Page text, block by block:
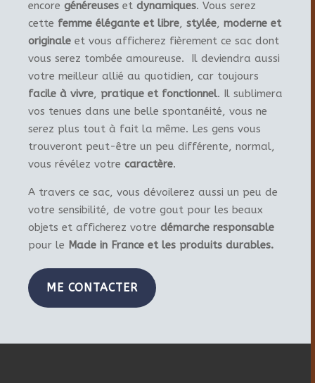
encore généreuses et dynamiques. Vous serez
cette femme élégante et libre, stylée, moderne et
originale et vous afficherez fièrement ce sac dont
vous serez tombée amoureuse. Il deviendra aussi
votre meilleur allié au quotidien, car toujours
facile à vivre, pratique et fonctionnel. Il sublimera
vos tenues dans une belle spontanéité, vous ne
serez plus tout à fait la même. Les gens vous
trouveront peut-être un peu différente, normal,
vous révélez votre caractère.
A travers ce sac, vous dévoilerez aussi un peu de
votre sensibilité, de votre gout pour les beaux
objets et afficherez votre démarche responsable
pour le Made in France et les produits durables.
ME CONTACTER